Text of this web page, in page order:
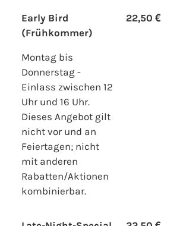
Early Bird
(Frühkommer)
Montag bis
Donnerstag -
Einlass zwischen 12
Uhr und 16 Uhr.
Dieses Angebot gilt
nicht vor und an
Feiertagen; nicht
mit anderen
Rabatten/Aktionen
kombinierbar.
22,50 €